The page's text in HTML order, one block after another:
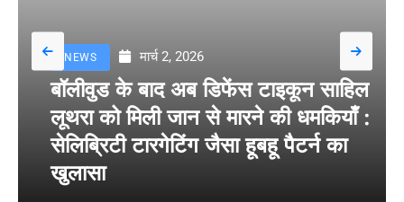
NEWS मार्च 2, 2026
बॉलीवुड के बाद अब डिफेंस टाइकून साहिल
लूथरा को मिली जान से मारने की धमकियाँ :
सेलिब्रिटी टारगेटिंग जैसा हूबहू पैटर्न का
खुलासा